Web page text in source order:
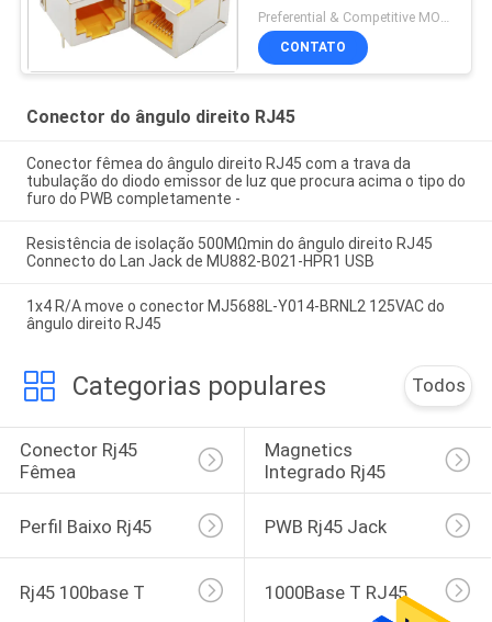
adaptador de 90 graus
CONTATO
Conector do ângulo direito RJ45
Conector fêmea do ângulo direito RJ45 com a trava da
tubulação do diodo emissor de luz que procura acima o tipo do
furo do PWB completamente -
Resistência de isolação 500MΩmin do ângulo direito RJ45
Connecto do Lan Jack de MU882-B021-HPR1 USB
1x4 R/A move o conector MJ5688L-Y014-BRNL2 125VAC do
ângulo direito RJ45
Categorias populares Todos
Conector Rj45
Fêmea
Magnetics
Integrado Rj45
Perfil Baixo Rj45 PWB Rj45 Jack
Rj45 100base T 1000Base T RJ45